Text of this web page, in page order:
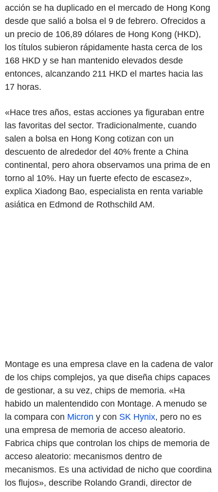
acción se ha duplicado en el mercado de Hong Kong
desde que salió a bolsa el 9 de febrero. Ofrecidos a
un precio de 106,89 dólares de Hong Kong (HKD),
los títulos subieron rápidamente hasta cerca de los
168 HKD y se han mantenido elevados desde
entonces, alcanzando 211 HKD el martes hacia las
17 horas.
«Hace tres años, estas acciones ya figuraban entre
las favoritas del sector. Tradicionalmente, cuando
salen a bolsa en Hong Kong cotizan con un
descuento de alrededor del 40% frente a China
continental, pero ahora observamos una prima de en
torno al 10%. Hay un fuerte efecto de escasez»,
explica Xiadong Bao, especialista en renta variable
asiática en Edmond de Rothschild AM.
Montage es una empresa clave en la cadena de valor
de los chips complejos, ya que diseña chips capaces
de gestionar, a su vez, chips de memoria. «Ha
habido un malentendido con Montage. A menudo se
la compara con Micron y con SK Hynix, pero no es
una empresa de memoria de acceso aleatorio.
Fabrica chips que controlan los chips de memoria de
acceso aleatorio: mecanismos dentro de
mecanismos. Es una actividad de nicho que coordina
los flujos», describe Rolando Grandi, director de